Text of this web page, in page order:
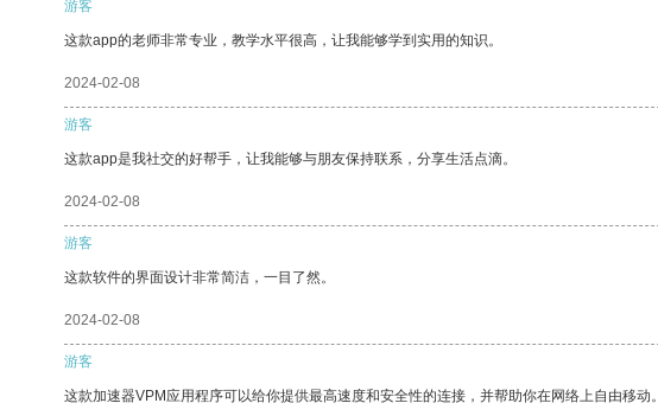
游客
这款app的老师非常专业，教学水平很高，让我能够学到实用的知识。
2024-02-08
游客
这款app是我社交的好帮手，让我能够与朋友保持联系，分享生活点滴。
2024-02-08
游客
这款软件的界面设计非常简洁，一目了然。
2024-02-08
游客
这款加速器VPM应用程序可以给你提供最高速度和安全性的连接，并帮助你在网络上自由移动。